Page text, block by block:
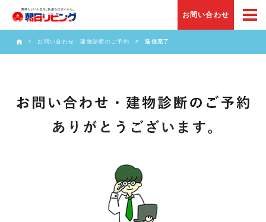
お問い合わせ
お問い合わせ・建物診断のご予約 送信完了